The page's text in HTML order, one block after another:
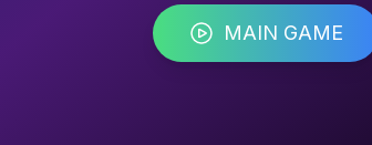
MAIN GAME